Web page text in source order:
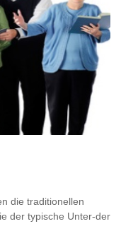
die traditionellen
der typische Unter-der